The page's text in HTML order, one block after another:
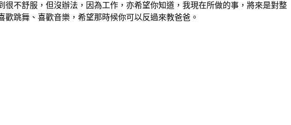
不舒服，但沒辦法，因為工作，亦希望你知道，我現在所做的事，將來是對整
跳舞、喜歡音樂，希望那時候你可以反過來教爸爸。